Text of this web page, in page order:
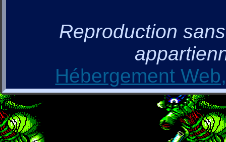
Reproduction
Hébergement